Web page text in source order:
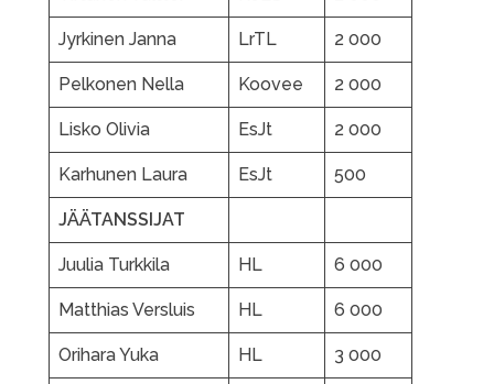
Jyrkinen Janna LrTL 2 000
Pelkonen Nella Koovee 2 000
Lisko Olivia EsJt 2 000
Karhunen Laura EsJt 500
JÄÄTANSSIJAT
Juulia Turkkila HL 6 000
Matthias Versluis HL 6 000
Orihara Yuka HL 3 000